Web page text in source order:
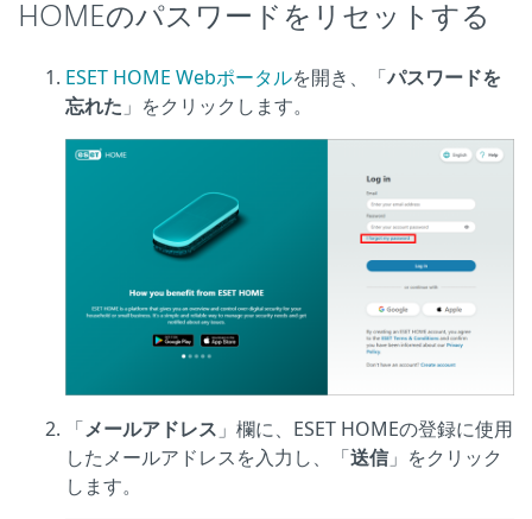
HOMEのパスワードをリセットする
ESET HOME Webポータルを開き、「パスワードを
忘れた 」をクリックします。
「メールアドレス 」欄に、ESET HOMEの登録に使用
したメールアドレスを入力し、「送信 」をクリック
します。